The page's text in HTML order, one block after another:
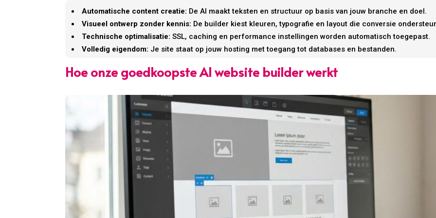
Automatische content creatie: De AI maakt teksten en structuur op basis van jouw branche en doel.
Visueel ontwerp zonder kennis: De builder kiest kleuren, typografie en layout die conversie
Technische optimalisatie: SSL, caching en performance instellingen worden automatisch toegepast.
Volledig eigendom: Je site staat op jouw hosting met toegang tot databases en bestanden.
Hoe onze goedkoopste AI website builder werkt